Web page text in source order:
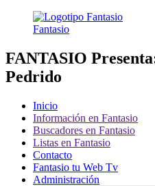
Fantasio
FANTASIO
Pedrido
Inicio
Información en Fantasio
Buscadores en Fantasio
Listas en Fantasio
Contacto
Fantasio tu Web Tv
Administración